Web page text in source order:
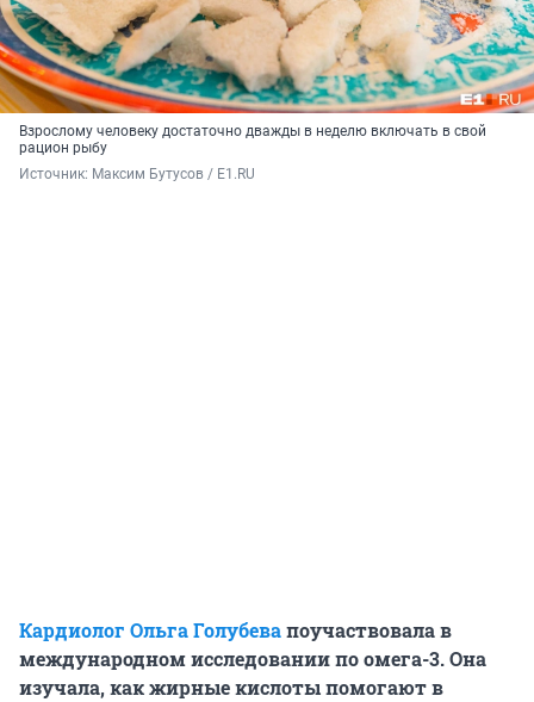
Взрослому человеку достаточно дважды в неделю включать в свой
рацион рыбу
Источник: Максим Бутусов / E1.RU
Кардиолог Ольга Голубевапоучаствовала в
международном исследовании поомега-3. Она
изучала, как жирные кислоты помогают в